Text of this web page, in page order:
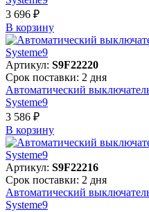
3 696 ₽
В корзинy
Артикул: S9F22220
Срок поставки: 2 дня
Автоматический
Systeme9
3 586 ₽
В корзинy
Артикул: S9F22216
Срок поставки: 2 дня
Автоматический
Systeme9